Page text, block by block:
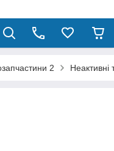
2 Неактивні